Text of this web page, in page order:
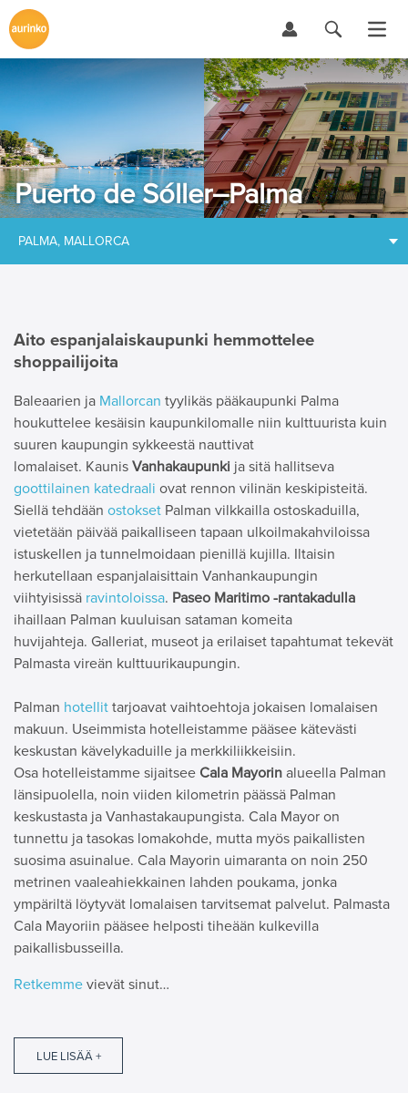
Puerto de Sóller–Palma
PALMA, MALLORCA
Aito espanjalaiskaupunki hemmottelee
shoppailijoita
Baleaarien ja Mallorcan tyylikäs pääkaupunki Palma
houkuttelee kesäisin kaupunkilomalle niin kulttuurista kuin
suuren kaupungin sykkeestä nauttivat
lomalaiset. Kaunis Vanhakaupunki ja sitä hallitseva
goottilainen katedraali ovat rennon vilinän keskipisteitä.
Siellä tehdään ostokset Palman vilkkailla ostoskaduilla,
vietetään päivää paikalliseen tapaan ulkoilmakahviloissa
istuskellen ja tunnelmoidaan pienillä kujilla. Iltaisin
herkutellaan espanjalaisittain Vanhankaupungin
viihtyisissä ravintoloissa. Paseo Maritimo -rantakadulla
ihaillaan Palman kuuluisan sataman komeita
huvijahteja. Galleriat, museot ja erilaiset tapahtumat tekevät
Palmasta vireän kulttuurikaupungin.
Palman hotellit tarjoavat vaihtoehtoja jokaisen lomalaisen
makuun. Useimmista hotelleistamme pääsee kätevästi
keskustan kävelykaduille ja merkkiliikkeisiin.
Osa hotelleistamme sijaitsee Cala Mayorin alueella Palman
länsipuolella, noin viiden kilometrin päässä Palman
keskustasta ja Vanhastakaupungista. Cala Mayor on
tunnettu ja tasokas lomakohde, mutta myös paikallisten
suosima asuinalue. Cala Mayorin uimaranta on noin 250
metrinen vaaleahiekkainen lahden poukama, jonka
ympäriltä löytyvät lomalaisen tarvitsemat palvelut. Palmasta
Cala Mayoriin pääsee helposti tiheään kulkevilla
paikallisbusseilla.
Retkemme vievät sinut…
LUE LISÄÄ +